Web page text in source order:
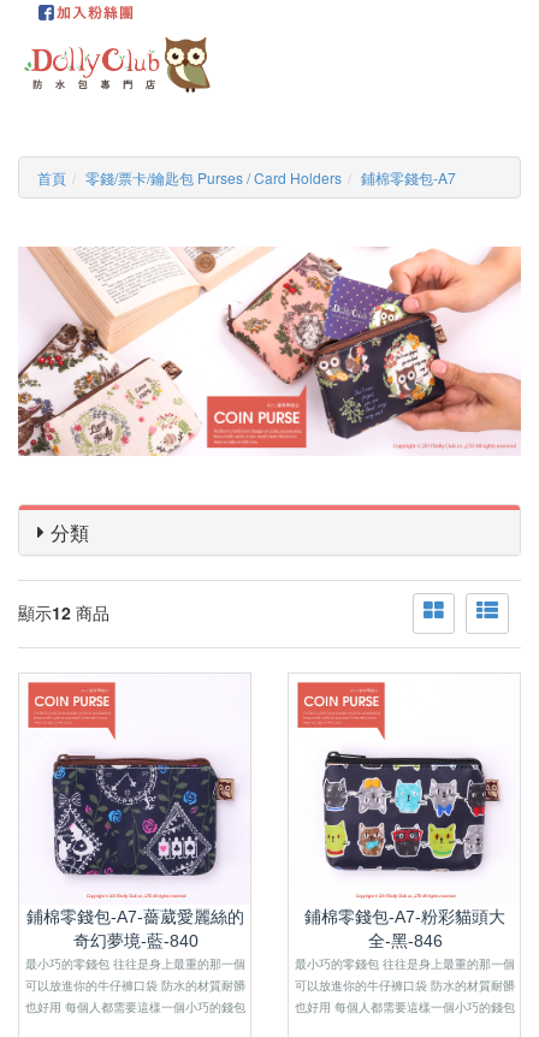
首頁 零錢/票卡/鑰匙包 Purses / Card Holders 鋪棉零錢包-A7
分類
顯示12 商品
鋪棉零錢包-A7-薔葳愛麗絲的
奇幻夢境-藍-840
最小巧的零錢包 往往是身上最重的那一個
可以放進你的牛仔褲口袋 防水的材質耐髒
也好用 每個人都需要這樣一個小巧的錢包
鋪棉零錢包-A7-粉彩貓頭大
全-黑-846
最小巧的零錢包 往往是身上最重的那一個
可以放進你的牛仔褲口袋 防水的材質耐髒
也好用 每個人都需要這樣一個小巧的錢包